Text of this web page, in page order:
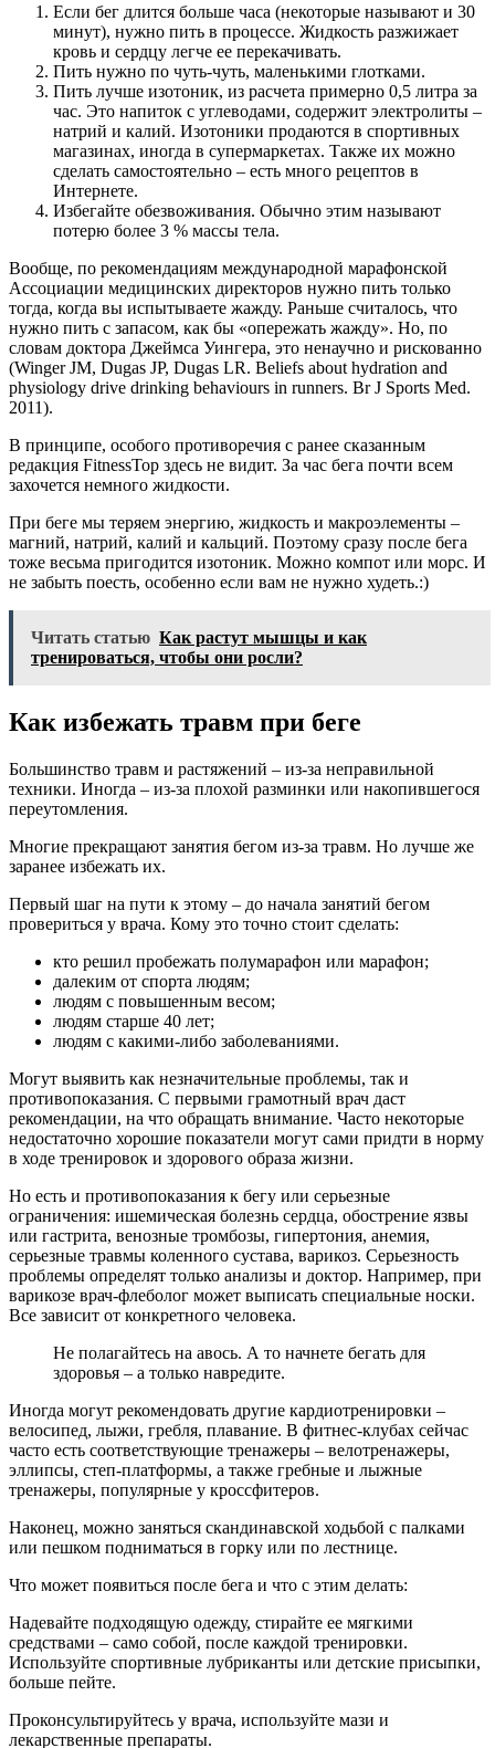
Если бег длится больше часа (некоторые называют и 30
минут), нужно пить в процессе. Жидкость разжижает
кровь и сердцу легче ее перекачивать.
Пить нужно по чуть-чуть, маленькими глотками.
Пить лучше изотоник, из расчета примерно 0,5 литра за
час. Это напиток с углеводами, содержит электролиты –
натрий и калий. Изотоники продаются в спортивных
магазинах, иногда в супермаркетах. Также их можно
сделать самостоятельно – есть много рецептов в
Интернете.
Избегайте обезвоживания. Обычно этим называют
потерю более 3 % массы тела.
Вообще, по рекомендациям международной марафонской
Ассоциации медицинских директоров нужно пить только
тогда, когда вы испытываете жажду. Раньше считалось, что
нужно пить с запасом, как бы «опережать жажду». Но, по
словам доктора Джеймса Уингера, это ненаучно и рискованно
(Winger JM, Dugas JP, Dugas LR. Beliefs about hydration and
physiology drive drinking behaviours in runners. Br J Sports Med.
2011).
В принципе, особого противоречия с ранее сказанным
редакция FitnessTop здесь не видит. За час бега почти всем
захочется немного жидкости.
При беге мы теряем энергию, жидкость и макроэлементы –
магний, натрий, калий и кальций. Поэтому сразу после бега
тоже весьма пригодится изотоник. Можно компот или морс. И
не забыть поесть, особенно если вам не нужно худеть.:)
Читать статью Как растут мышцы и как
тренироваться, чтобы они росли?
Как избежать травм при беге
Большинство травм и растяжений – из-за неправильной
техники. Иногда – из-за плохой разминки или накопившегося
переутомления.
Многие прекращают занятия бегом из-за травм. Но лучше же
заранее избежать их.
Первый шаг на пути к этому – до начала занятий бегом
провериться у врача. Кому это точно стоит сделать:
кто решил пробежать полумарафон или марафон;
далеким от спорта людям;
людям с повышенным весом;
людям старше 40 лет;
людям с какими-либо заболеваниями.
Могут выявить как незначительные проблемы, так и
противопоказания. С первыми грамотный врач даст
рекомендации, на что обращать внимание. Часто некоторые
недостаточно хорошие показатели могут сами придти в норму
в ходе тренировок и здорового образа жизни.
Но есть и противопоказания к бегу или серьезные
ограничения: ишемическая болезнь сердца, обострение язвы
или гастрита, венозные тромбозы, гипертония, анемия,
серьезные травмы коленного сустава, варикоз. Серьезность
проблемы определят только анализы и доктор. Например, при
варикозе врач-флеболог может выписать специальные носки.
Все зависит от конкретного человека.
Не полагайтесь на авось. А то начнете бегать для
здоровья – а только навредите.
Иногда могут рекомендовать другие кардиотренировки –
велосипед, лыжи, гребля, плавание. В фитнес-клубах сейчас
часто есть соответствующие тренажеры – велотренажеры,
эллипсы, степ-платформы, а также гребные и лыжные
тренажеры, популярные у кроссфитеров.
Наконец, можно заняться скандинавской ходьбой с палками
или пешком подниматься в горку или по лестнице.
Что может появиться после бега и что с этим делать:
Надевайте подходящую одежду, стирайте ее мягкими
средствами – само собой, после каждой тренировки.
Используйте спортивные лубриканты или детские присыпки,
больше пейте.
Проконсультируйтесь у врача, используйте мази и
лекарственные препараты.